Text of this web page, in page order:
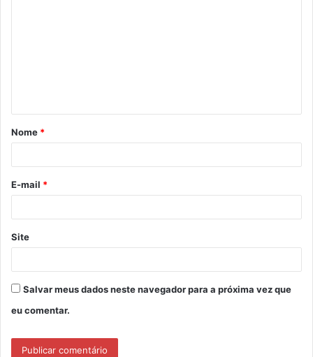
á
r
*
Nome *
E-mail *
Site
Salvar meus dados neste navegador para a próxima vez que
eu comentar.